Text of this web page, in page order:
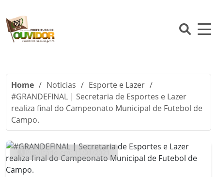
Home / Noticias / Esporte e Lazer /
#GRANDEFINAL | Secretaria de Esportes e Lazer
realiza final do Campeonato Municipal de Futebol de
Campo.
Publicado em: 11/01/2021